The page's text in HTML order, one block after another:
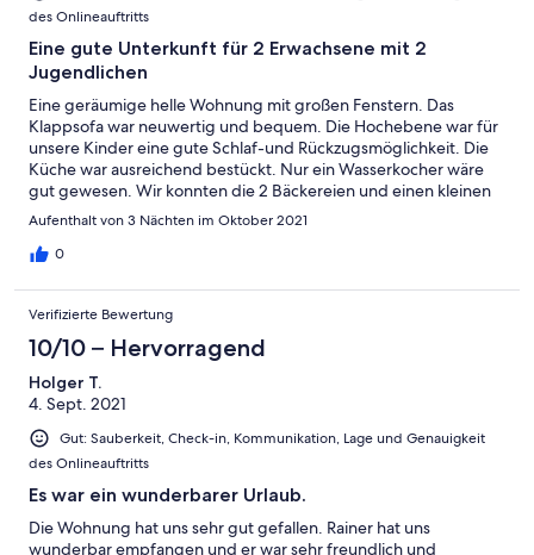
des Onlineauftritts
Eine gute Unterkunft für 2 Erwachsene mit 2
Jugendlichen
Eine geräumige helle Wohnung mit großen Fenstern. Das
Klappsofa war neuwertig und bequem. Die Hochebene war für
unsere Kinder eine gute Schlaf-und Rückzugsmöglichkeit. Die
Küche war ausreichend bestückt. Nur ein Wasserkocher wäre
gut gewesen. Wir konnten die 2 Bäckereien und einen kleinen
Einkaufmarkt gut nutzen zur Frühstücks- und Snackversorgung.
Karten, Zeitschriften zum Reiseort Berlin. Gut war, dass der
schnelle Treffen und Vereinbarungen getroffen werden
konnten. Danke
Aufenthalt von 3 Nächten im Oktober 2021
0
Verifizierte Bewertung
10/10 – Hervorragend
Holger T.
4. Sept. 2021
Gut: Sauberkeit, Check-in, Kommunikation, Lage und Genauigkeit
des Onlineauftritts
Es war ein wunderbarer Urlaub.
Die Wohnung hat uns sehr gut gefallen. Rainer hat uns
wunderbar empfangen und er war sehr freundlich und